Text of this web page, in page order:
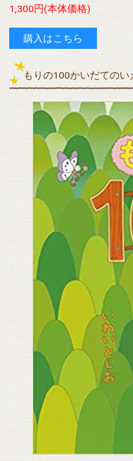
1,300円(本体価格)
購入はこちら
もりの100かいだてのい